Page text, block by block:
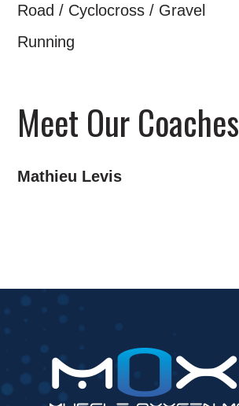
Road / Cyclocross / Gravel
Running
Meet Our Coaches
Mathieu Levis